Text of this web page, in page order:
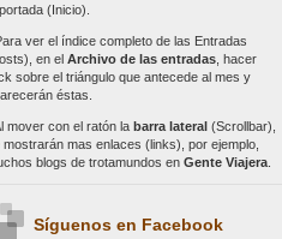
(Inicio).
ver el índice completo de las Entradas
en el Archivo de las entradas, hacer
sobre el triángulo que antecede al mes y
éstas.
mover con el ratón la barra lateral(Scrollbar),
mostrarán mas enlaces (links), por ejemplo,
blogs de trotamundos en Gente Viajera.
Síguenos en Facebook